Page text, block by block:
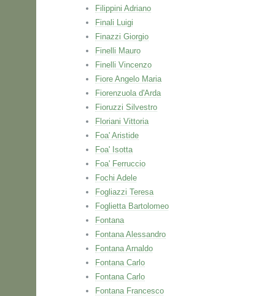
Filippini Adriano
Finali Luigi
Finazzi Giorgio
Finelli Mauro
Finelli Vincenzo
Fiore Angelo Maria
Fiorenzuola d'Arda
Fioruzzi Silvestro
Floriani Vittoria
Foa' Aristide
Foa' Isotta
Foa' Ferruccio
Fochi Adele
Fogliazzi Teresa
Foglietta Bartolomeo
Fontana
Fontana Alessandro
Fontana Arnaldo
Fontana Carlo
Fontana Carlo
Fontana Francesco